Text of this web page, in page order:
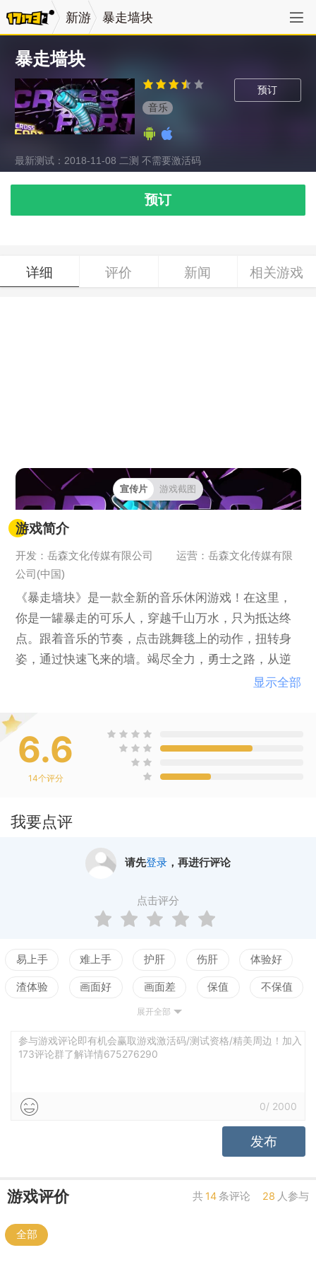
新游 暴走墙块
暴走墙块
预订
音乐
最新测试：2018-11-08 二测 不需要激活码
预订
详细 评价 新闻 相关游戏
宣传片 游戏截图
游戏简介
开发：岳森文化传媒有限公司
运营：岳森文化传媒有限
公司(中国)
《暴走墙块》是一款全新的音乐休闲游戏！在这里，
你是一罐暴走的可乐人，穿越千山万水，只为抵达终
点。跟着音乐的节奏，点击跳舞毯上的动作，扭转身
姿，通过快速飞来的墙。竭尽全力，勇士之路，从逆
显示全部
6.6
14个评分
我要点评
请先登录，再进行评论
点击评分
易上手 难上手 护肝 伤肝 体验好
渣体验 画面好 画面差 保值 不保值
测试
展开全部
参与游戏评论即有机会赢取游戏激活码/测试资格/精美周边！加入
173评论群了解详情675276290
0/ 2000
发布
游戏评价 共 14条评论 28 人参与
全部